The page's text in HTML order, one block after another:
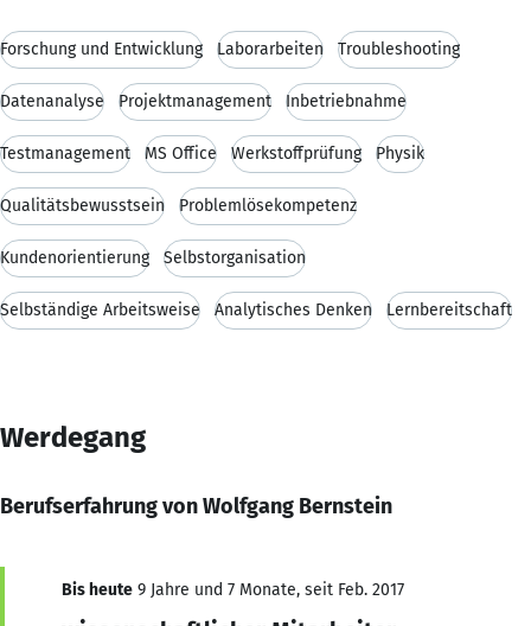
Forschung und Entwicklung Laborarbeiten Troubleshooting
Datenanalyse Projektmanagement Inbetriebnahme
Testmanagement MS Office Werkstoffprüfung Physik
Qualitätsbewusstsein Problemlösekompetenz
Kundenorientierung Selbstorganisation
Selbständige Arbeitsweise Analytisches Denken Lernbereitschaft
Werdegang
Berufserfahrung von Wolfgang Bernstein
Bis heute 9 Jahre und 7 Monate, seit Feb. 2017